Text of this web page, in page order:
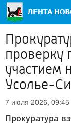
проверку
участием
Усолье-
7 июля 2026, 09:45
Прокуратура